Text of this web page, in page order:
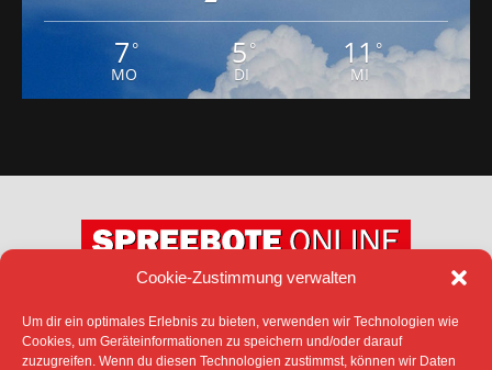
Cookie-Zustimmung verwalten
Um dir ein optimales Erlebnis zu bieten, verwenden wir Technologien wie
Cookies, um Geräteinformationen zu speichern und/oder darauf
zuzugreifen. Wenn du diesen Technologien zustimmst, können wir Daten
7 °
MO
5°
DI
11°
MI
DATENSCHUTZ
IMPRESSUM
COOKIE-RICHTLINIE (EU)